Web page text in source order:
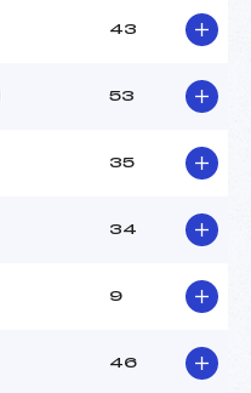
43
53
35
34
9
46